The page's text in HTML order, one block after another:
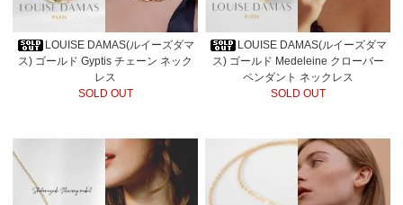
LOUISE DAMAS(ルイーズダマ
ス) ゴールド Gyptis チェーン ネック
レス
SOLD OUT
LOUISE DAMAS(ルイーズダマ
ス) ゴールド Medeleine クローバー
ペンダント ネックレス
SOLD OUT